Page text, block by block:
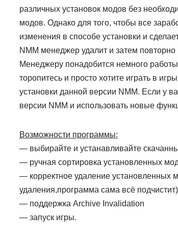
различных установок модов без
модов. Однако для того, чтобы все
изменения в способе установки и
NMM менеджер удалит и затем
Менеджеру понадобится немного
торопитесь и просто хотите играть в
установки данной версии NMM. Если у
версии NMM и использовать новые
Возможности программы:
— выбирайте и устанавливайте
— ручная сортировка установленных
— корректное удаление установленных
удаления,программа сама всё подчистит)
— поддержка Archive Invalidation
— запуск игры.